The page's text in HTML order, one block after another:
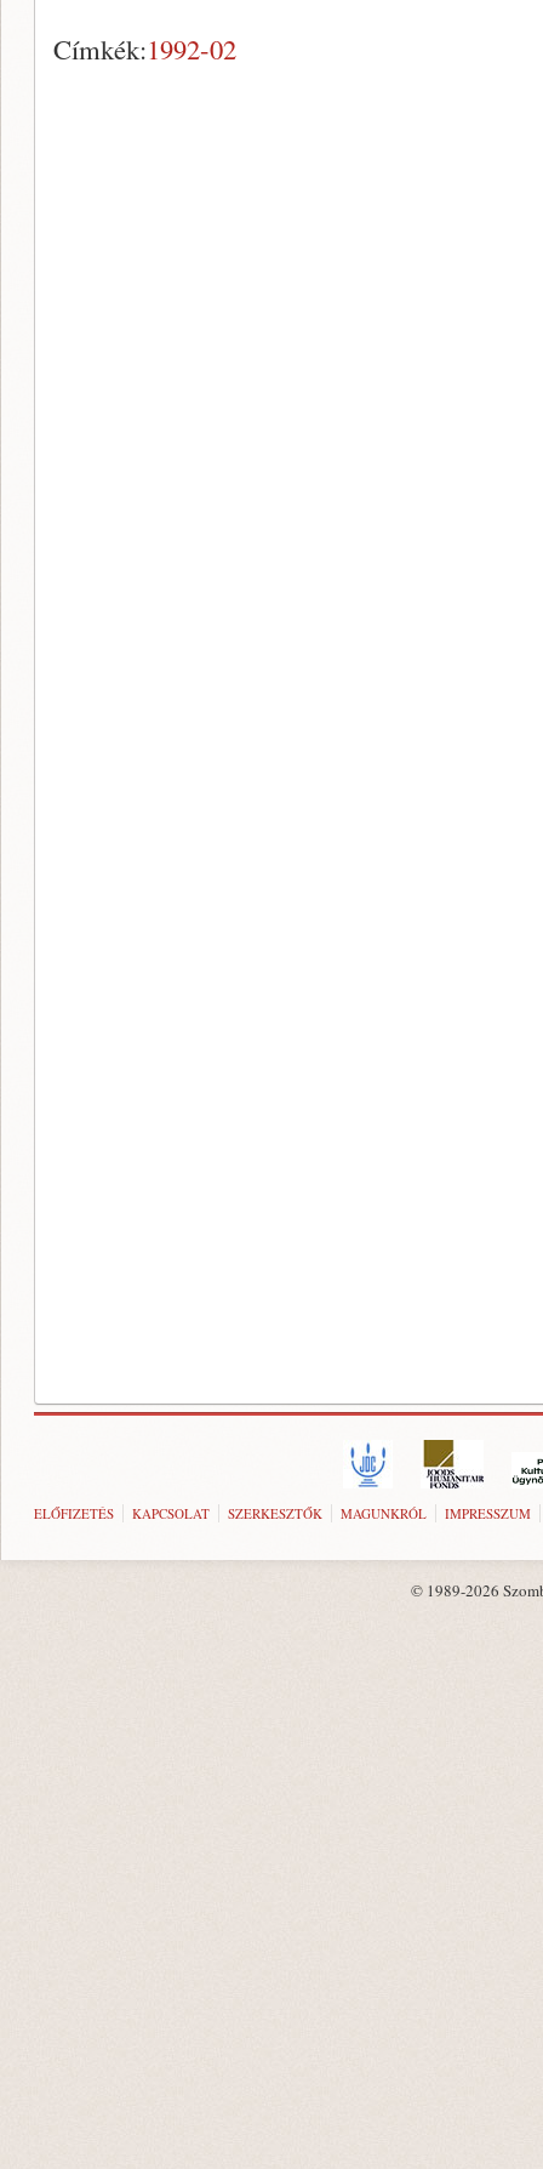
Címkék:1992-02
ELŐFIZETÉS KAPCSOLAT SZERKESZTŐK MAGUNKRÓL IMPRESSZUM
© 1989-2026